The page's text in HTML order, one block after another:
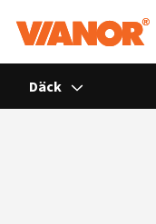
Däck